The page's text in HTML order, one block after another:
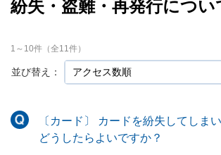
紛失・盗難・再発行につい
並び替え：
1 ～ 10件（全11件）
〔カード〕 カードを紛失してしまい
どうしたらよいですか？